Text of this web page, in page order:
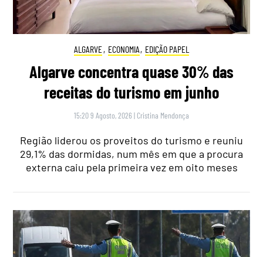
ALGARVE, ECONOMIA, EDIÇÃO PAPEL
Algarve concentra quase 30% das
receitas do turismo em junho
15:20 9 Agosto, 2026 | Cristina Mendonça
Região liderou os proveitos do turismo e reuniu
29,1% das dormidas, num mês em que a procura
externa caiu pela primeira vez em oito meses